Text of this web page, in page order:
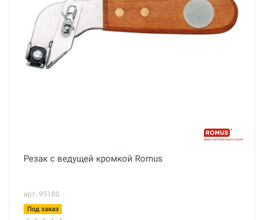
Резак с ведущей кромкой Romus
арт. 95180
Под заказ